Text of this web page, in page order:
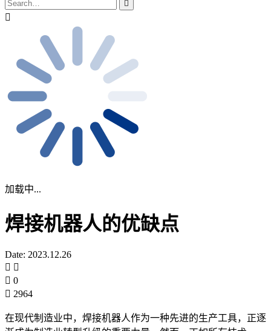
加载中...
焊接机器人的优缺点
Date: 2023.12.26
0
2964
在现代制造业中，焊接机器人作为一种先进的生产工具，正逐